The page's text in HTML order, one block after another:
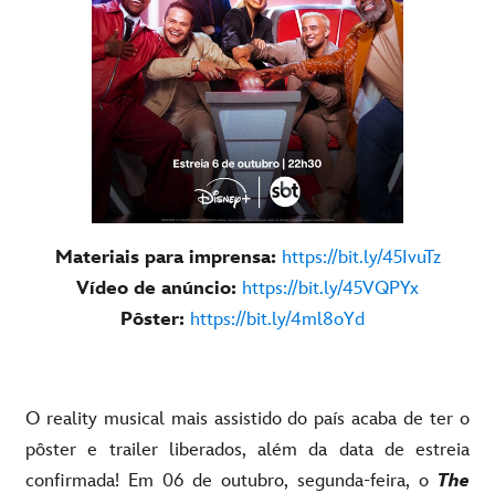
Materiais para imprensa: https://bit.ly/45IvuTz
Vídeo de anúncio: https://bit.ly/45VQPYx
Pôster: https://bit.ly/4ml8oYd
O reality musical mais assistido do país acaba de ter o
pôster e trailer liberados, além da data de estreia
confirmada! Em 06 de outubro, segunda-feira, o The